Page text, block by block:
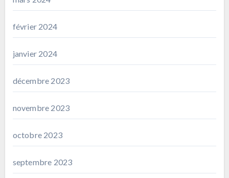
février 2024
janvier 2024
décembre 2023
novembre 2023
octobre 2023
septembre 2023